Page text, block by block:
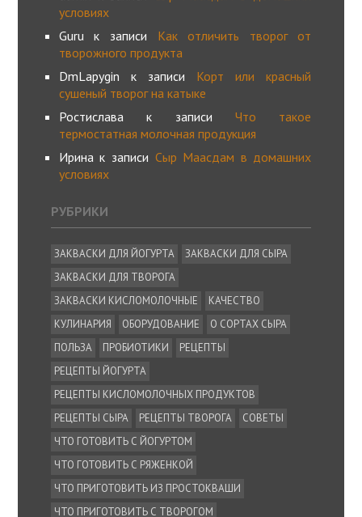
условиях
Guruк записи Как отличить творог от
творожного продукта
DmLapygin к записи Корт или красный
сушеный творог на катыке
Ростиславак записи Что такое
термостатная молочная продукция
Иринак записи Сыр Маасдам в домашних
условиях
РУБРИКИ
ЗАКВАСКИ ДЛЯ ЙОГУРТА
ЗАКВАСКИ ДЛЯ СЫРА
ЗАКВАСКИ ДЛЯ ТВОРОГА
ЗАКВАСКИ КИСЛОМОЛОЧНЫЕ
КАЧЕСТВО
КУЛИНАРИЯ
ОБОРУДОВАНИЕ
О СОРТАХ СЫРА
ПОЛЬЗА
ПРОБИОТИКИ
РЕЦЕПТЫ
РЕЦЕПТЫ ЙОГУРТА
РЕЦЕПТЫ КИСЛОМОЛОЧНЫХ ПРОДУКТОВ
РЕЦЕПТЫ СЫРА
РЕЦЕПТЫ ТВОРОГА
СОВЕТЫ
ЧТО ГОТОВИТЬ С ЙОГУРТОМ
ЧТО ГОТОВИТЬ С РЯЖЕНКОЙ
ЧТО ПРИГОТОВИТЬ ИЗ ПРОСТОКВАШИ
ЧТО ПРИГОТОВИТЬ С ТВОРОГОМ